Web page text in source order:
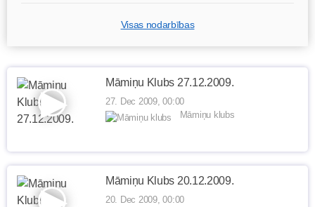
Visas nodarbības
Māmiņu Klubs 27.12.2009.
27. Dec 2009, 00:00
Māmiņu klubs
Māmiņu Klubs 20.12.2009.
20. Dec 2009, 00:00